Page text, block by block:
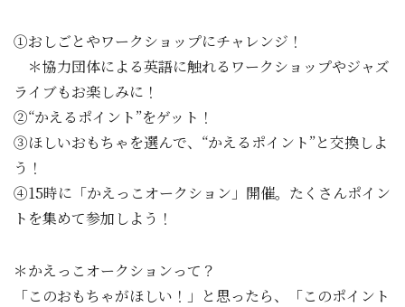
①おしごとやワークショップにチャレンジ！
＊協力団体による英語に触れるワークショップやジャズ
ライブもお楽しみに！
②“かえるポイント”をゲット！
③ほしいおもちゃを選んで、“かえるポイント”と交換しよ
う！
④15時に「かえっこオークション」開催。たくさんポイン
トを集めて参加しよう！
＊かえっこオークションって？
「このおもちゃがほしい！」と思ったら、「このポイント